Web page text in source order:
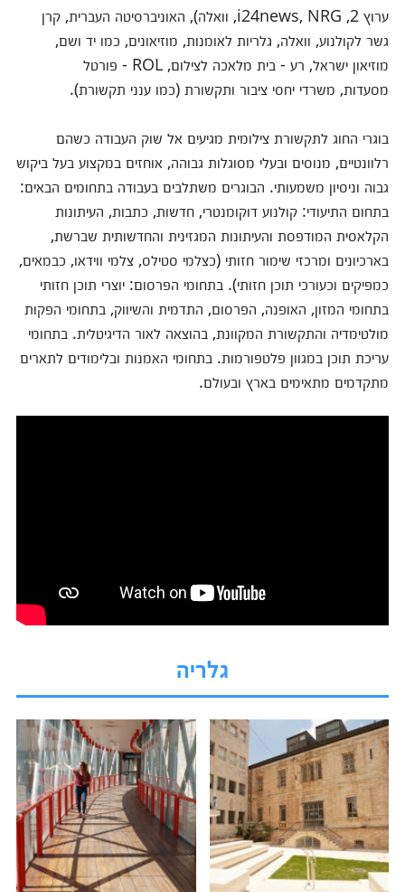
ערוץ 2, i24news, NRG, וואלה), האוניברסיטה העברית, קרן
גשר לקולנוע, וואלה, גלריות לאומנות, מוזיאונים, כמו יד ושם,
מוזיאון ישראל, רע - בית מלאכה לצילום, ROL - פורטל
מסעדות, משרדי יחסי ציבור ותקשורת (כמו ענני תקשורת).
בוגרי החוג לתקשורת צילומית מגיעים אל שוק העבודה כשהם
רלוונטיים, מנוסים ובעלי מסוגלות גבוהה, אוחזים במקצוע בעל ביקוש
גבוה וניסיון משמעותי. הבוגרים משתלבים בעבודה בתחומים הבאים:
בתחום התיעודי: קולנוע דוקומנטרי, חדשות, כתבות, העיתונות
הקלאסית המודפסת והעיתונות המגזינית והחדשותית שברשת,
בארכיונים ומרכזי שימור חזותי (כצלמי סטילס, צלמי ווידאו, כבמאים,
כמפיקים וכעורכי תוכן חזותי). בתחומי הפרסום: יוצרי תוכן חזותי
בתחומי המזון, האופנה, הפרסום, התדמית והשיווק, בתחומי הפקות
מולטימדיה והתקשורת המקוונת, בהוצאה לאור הדיגיטלית. בתחומי
עריכת תוכן במגוון פלטפורמות. בתחומי האמנות ובלימודים לתארים
מתקדמים מתאימים בארץ ובעולם.
גלריה